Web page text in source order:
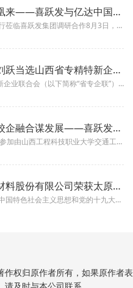
栽好梧桐树引得凤凰来——喜跃发与亿达中国达成战略合作
亿达中国执行总裁李勇一行莅临喜跃发集团调研合作8月3日，亿达中国控股有限公司执行总裁李勇一行莅临喜跃发集团参观考察，在董...
喜跃发集团董事长刘跃当选山西省专精特新企业联合会第二届理事会
1月16日，山西省专精特新企业联合会（以下简称“省专企联”）第二届会员大会在太原隆重召开。本次大会以“协同聚力 合创共赢...
联学共建聚合力，校企融合谋发展——喜跃发集团受邀参加联学共建
7月5日，喜跃发集团受邀参加由山西工程科技职业大学交通工程学院党委、设备工程学院党委共同开展的联学共建暨路管家产业学院“...
喜跃发国际环保新材料股份有限公司荣获太原市制造业企业50强
为贯彻落实习近平新时代中国特色社会主义思想和党的十九大及十九届二中、三中、四中、五中全会精神，贯彻落实山西省“十四五”规...
权归原作者所有，如果原作者表